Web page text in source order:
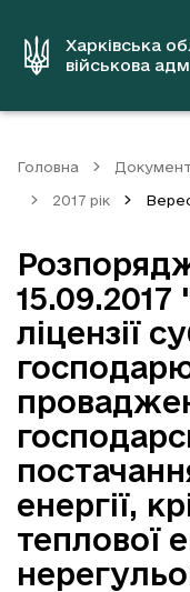
вмістуХарківська
військова
Головна
2017 рік
ліцензії
енергії,
теплової